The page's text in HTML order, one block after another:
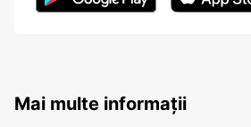
Mai multe informații